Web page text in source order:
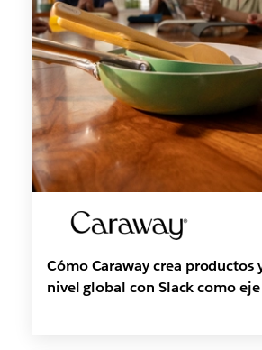
Cómo Caraway crea productos
nivel global con Slack como